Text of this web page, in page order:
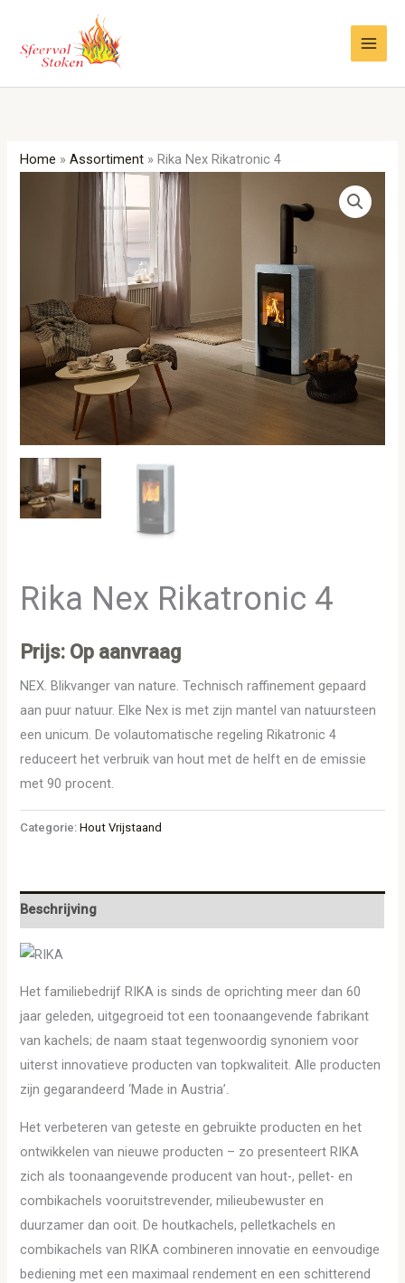
inhoud
Home »Assortiment » Rika Nex Rikatronic 4
Rika Nex Rikatronic 4
Prijs: Op aanvraag
NEX. Blikvanger van nature. Technisch raffinement gepaard
aan puur natuur. Elke Nex is met zijn mantel van natuursteen
een unicum. De volautomatische regeling Rikatronic 4
reduceert het verbruik van hout met de helft en de emissie
met 90 procent.
Categorie:Hout Vrijstaand
Beschrijving
Het familiebedrijf RIKA is sinds de oprichting meer dan 60
jaar geleden, uitgegroeid tot een toonaangevende fabrikant
van kachels; de naam staat tegenwoordig synoniem voor
uiterst innovatieve producten van topkwaliteit. Alle producten
zijn gegarandeerd ‘Made in Austria’.
Het verbeteren van geteste en gebruikte producten en het
ontwikkelen van nieuwe producten – zo presenteert RIKA
zich als toonaangevende producent van hout-, pellet- en
combikachels vooruitstrevender, milieubewuster en
duurzamer dan ooit. De houtkachels, pelletkachels en
combikachels van RIKA combineren innovatie en eenvoudige
bediening met een maximaal rendement en een schitterend